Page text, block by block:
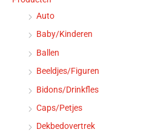
Auto
Baby/Kinderen
Ballen
Beeldjes/Figuren
Bidons/Drinkfles
Caps/Petjes
Dekbedovertrek